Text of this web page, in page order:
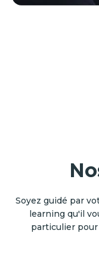
Soyez guidé par
learning qu'il
particulier